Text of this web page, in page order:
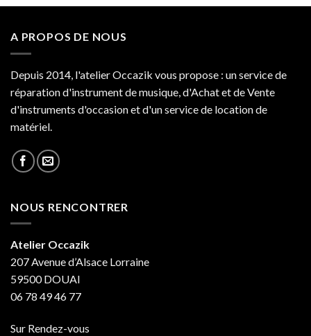
A PROPOS DE NOUS
Depuis 2014, l'atelier Occazik vous propose : un service de
réparation d'instrument de musique, d'Achat et de Vente
d'instruments d'occasion et d'un service de location de
matériel.
NOUS RENCONTRER
Atelier Occazik
207 Avenue d’Alsace Lorraine
59500 DOUAI
06 78 49 46 77
Sur Rendez-vous